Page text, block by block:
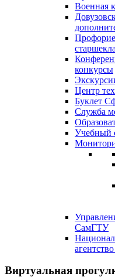
Военная
конкурсы
Центр
Буклет
Служба
Учебный
СамГТУ
Виртуальная